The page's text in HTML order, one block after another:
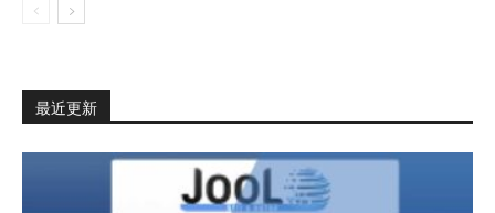
最近更新